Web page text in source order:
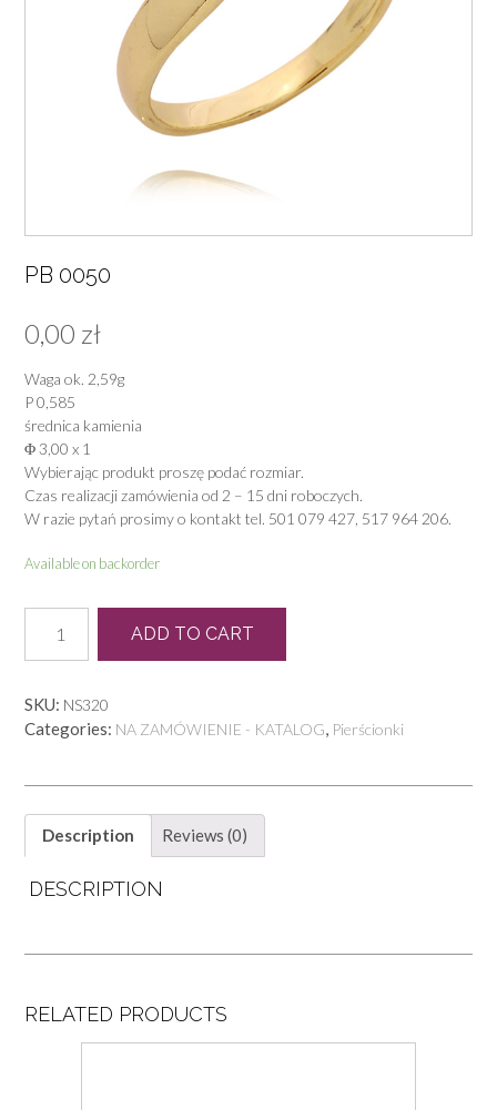
PB 0050
0,00 zł
Waga ok. 2,59g
P 0,585
średnica kamienia
Φ 3,00 x 1
Wybierając produkt proszę podać rozmiar.
Czas realizacji zamówienia od 2 – 15 dni roboczych.
W razie pytań prosimy o kontakt tel. 501 079 427, 517 964 206.
Available on backorder
0050
quantity
ADD TO CART
SKU: NS320
Categories: NA ZAMÓWIENIE - KATALOG, Pierścionki
Description Reviews (0)
DESCRIPTION
RELATED PRODUCTS